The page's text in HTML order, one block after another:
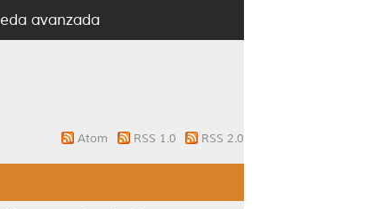
avanzada
Atom RSS 1.0 RSS 2.0